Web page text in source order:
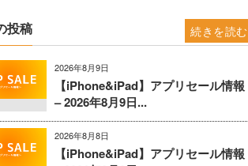
投稿
2026年8月9日
【iPhone&iPad】アプリセール情報
– 2026年8月9日...
2026年8月8日
【iPhone&iPad】アプリセール情報
続きを読む